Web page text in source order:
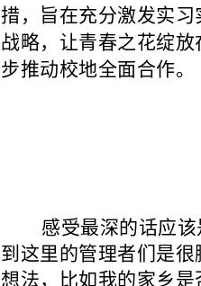
措，旨在充分激发实
战略，让青春之花绽放
步推动校地全面合作。
感受最深的话应
到这里的管理者们是
想法，比如我的家乡